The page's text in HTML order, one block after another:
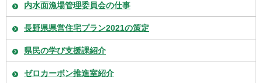
内水面漁場管理委員会の仕事
長野県県営住宅プラン2021の策定
県民の学び支援課紹介
ゼロカーボン推進室紹介